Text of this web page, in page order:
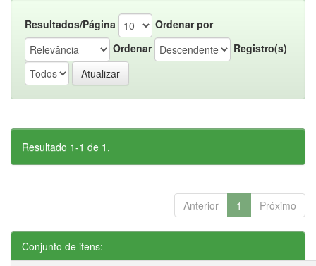
Resultados/Página
Ordenar por
Ordenar
Registro(s)
Resultado 1-1 de 1.
Anterior 1 Próximo
Conjunto de itens: